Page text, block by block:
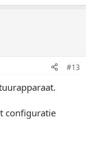
#13
configuratie